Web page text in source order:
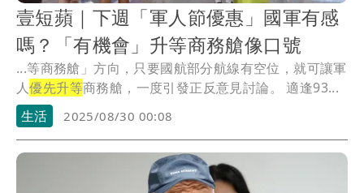
壹短蘋｜下週「軍人節優惠」國軍有感
嗎？「有機會」升等商務艙像口號
...等商務艙」方向，只要國航部分航線有空位，就可讓軍
人優先升等
商務艙，一度引發正反意見討論。 適逢93...
生活
2025/08/30 00:08